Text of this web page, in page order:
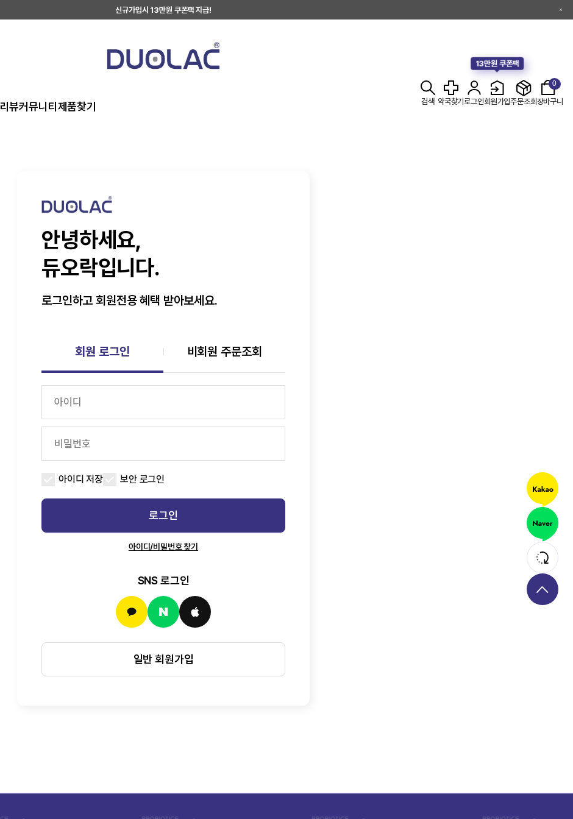
신규가입시 13만원 쿠폰팩 지급!
리뷰커뮤니티 제품찾기 검색 약국찾기로그인
13만원 쿠폰팩
회원가입주문조회
0
장바구니
안녕하세요,
듀오락입니다.
로그인하고 회원전용 혜택 받아보세요.
회원 로그인 비회원 주문조회
아이디 저장 보안 로그인
로그인
아이디/비밀번호 찾기
SNS 로그인
일반 회원가입